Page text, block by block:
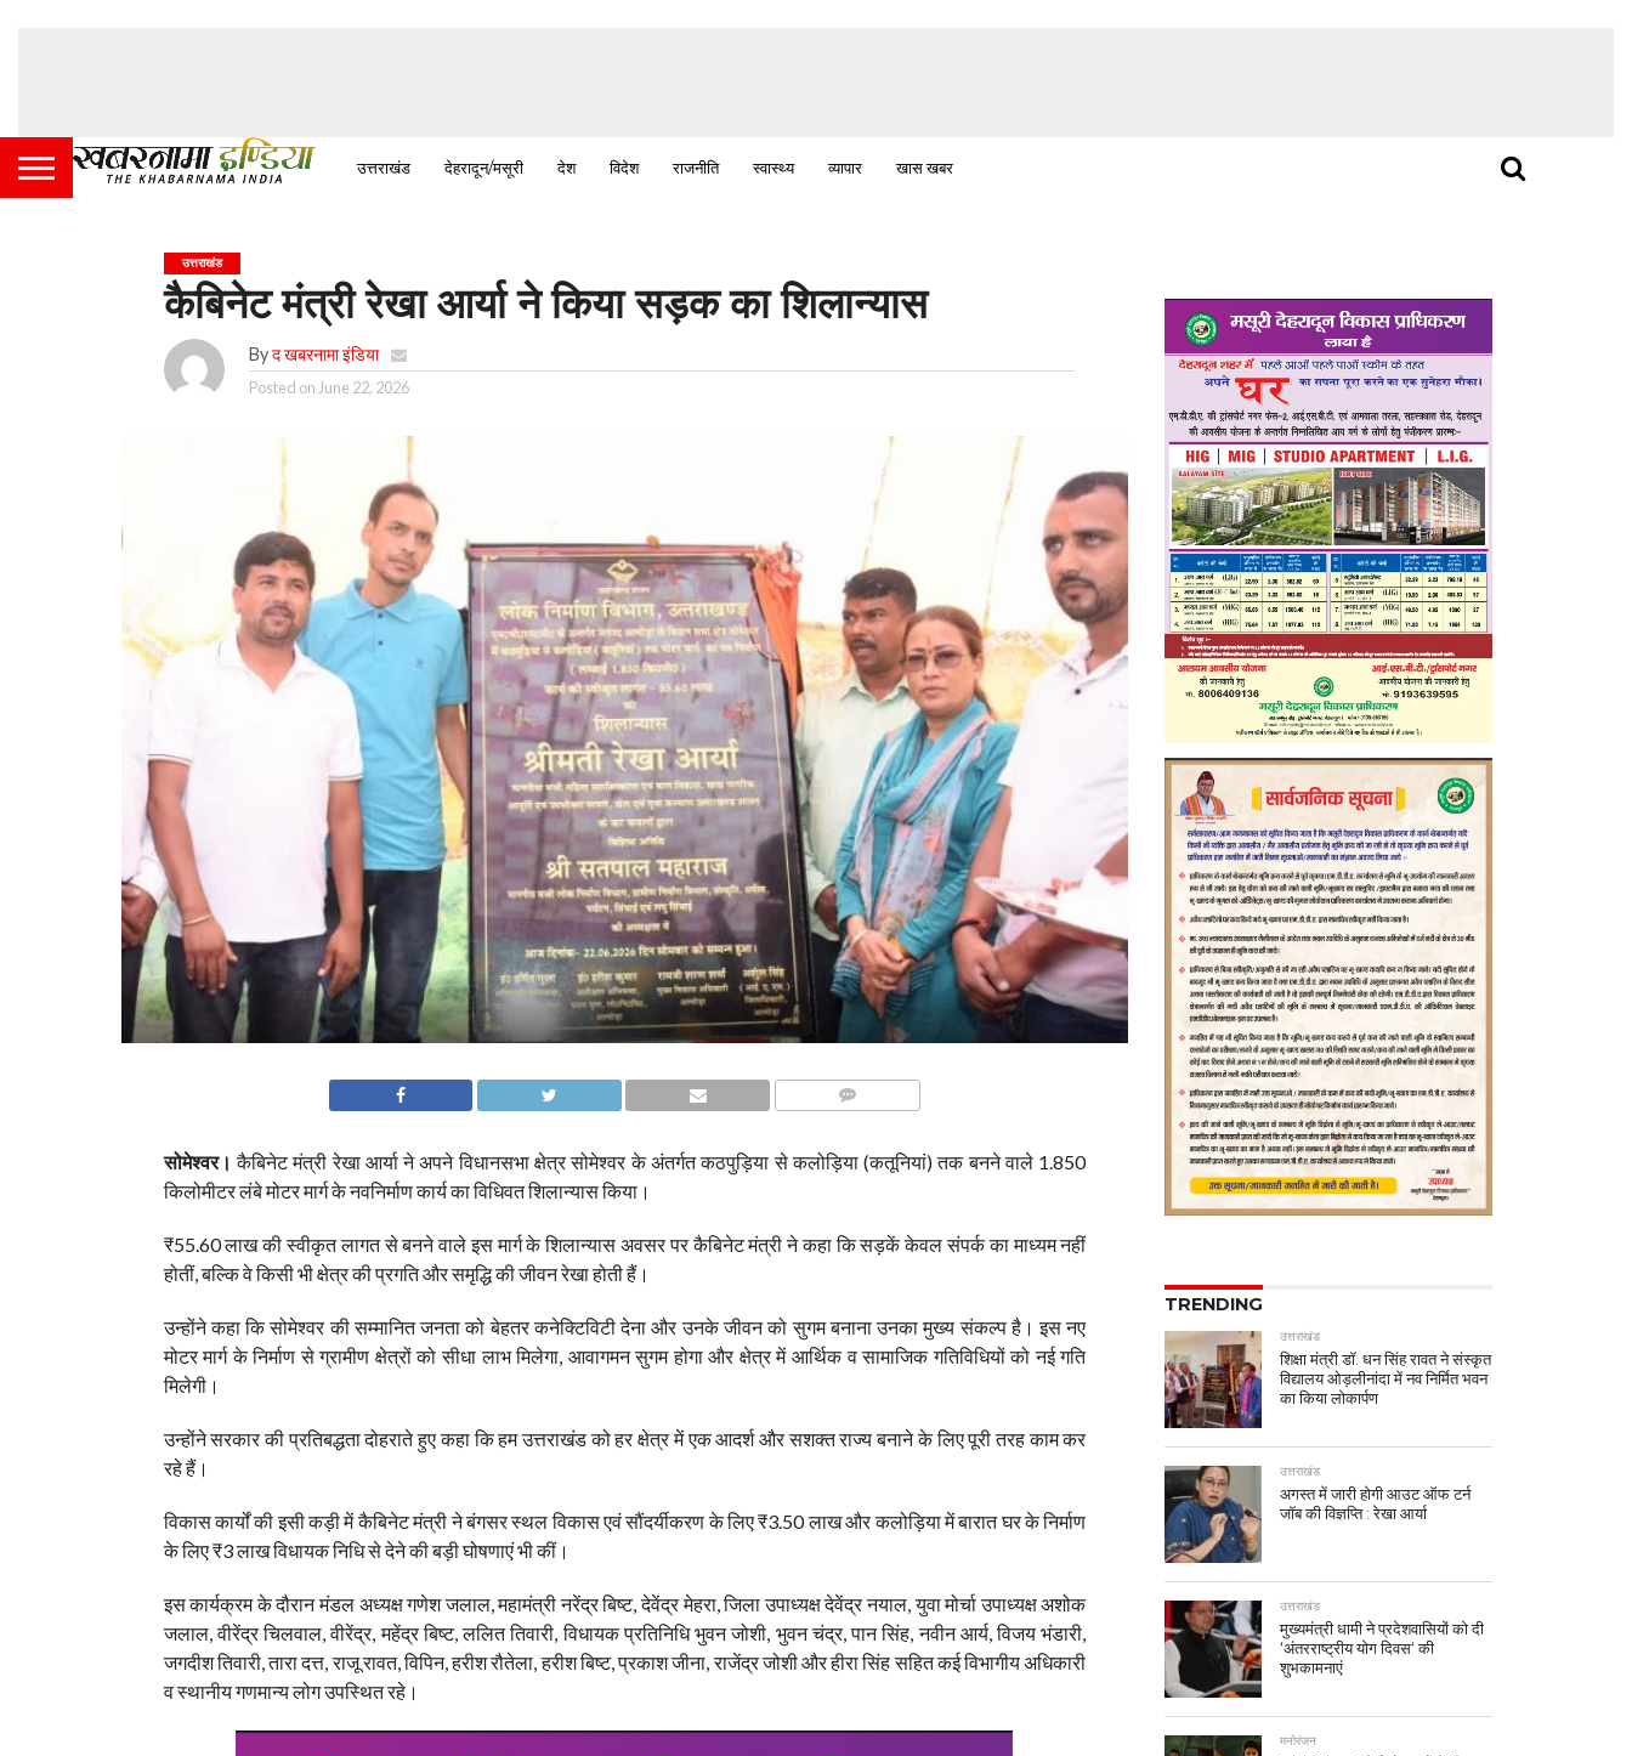
उत्तराखंड देहरादून/मसूरी देश विदेश राजनीति स्वास्थ्य व्यापार खास खबर
उत्तराखंड
कैबिनेट मंत्री रेखा आर्या ने किया सड़क का शिलान्यास
Byद खबरनामा इंडिया
Posted on June 22, 2026
सोमेश्वर। कैबिनेट मंत्री रेखा आर्या ने अपने विधानसभा क्षेत्र सोमेश्वर के अंतर्गत कठपुड़िया से कलोड़िया (कतूनियां) तक बनने वाले 1.850
किलोमीटर लंबे मोटर मार्ग के नवनिर्माण कार्य का विधिवत शिलान्यास किया।
₹55.60 लाख की स्वीकृत लागत से बनने वाले इस मार्ग के शिलान्यास अवसर पर कैबिनेट मंत्री ने कहा कि सड़कें केवल संपर्क का माध्यम नहीं
होतीं, बल्कि वे किसी भी क्षेत्र की प्रगति और समृद्धि की जीवन रेखा होती हैं।
उन्होंने कहा कि सोमेश्वर की सम्मानित जनता को बेहतर कनेक्टिविटी देना और उनके जीवन को सुगम बनाना उनका मुख्य संकल्प है। इस नए
मोटर मार्ग के निर्माण से ग्रामीण क्षेत्रों को सीधा लाभ मिलेगा, आवागमन सुगम होगा और क्षेत्र में आर्थिक व सामाजिक गतिविधियों को नई गति
मिलेगी।
उन्होंने सरकार की प्रतिबद्धता दोहराते हुए कहा कि हम उत्तराखंड को हर क्षेत्र में एक आदर्श और सशक्त राज्य बनाने के लिए पूरी तरह काम कर
रहे हैं।
विकास कार्यों की इसी कड़ी में कैबिनेट मंत्री ने बंगसर स्थल विकास एवं सौंदर्यीकरण के लिए ₹3.50 लाख और कलोड़िया में बारात घर के निर्माण
के लिए ₹3 लाख विधायक निधि से देने की बड़ी घोषणाएं भी कीं।
इस कार्यक्रम के दौरान मंडल अध्यक्ष गणेश जलाल, महामंत्री नरेंद्र बिष्ट, देवेंद्र मेहरा, जिला उपाध्यक्ष देवेंद्र नयाल, युवा मोर्चा उपाध्यक्ष अशोक
जलाल, वीरेंद्र चिलवाल, वीरेंद्र, महेंद्र बिष्ट, ललित तिवारी, विधायक प्रतिनिधि भुवन जोशी, भुवन चंद्र, पान सिंह, नवीन आर्य, विजय भंडारी,
जगदीश तिवारी, तारा दत्त, राजू रावत, विपिन, हरीश रौतेला, हरीश बिष्ट, प्रकाश जीना, राजेंद्र जोशी और हीरा सिंह सहित कई विभागीय अधिकारी
व स्थानीय गणमान्य लोग उपस्थित रहे।
TRENDING
उत्तराखंड
शिक्षा मंत्री डॉ. धन सिंह रावत ने संस्कृत
विद्यालय ओड़लीनांदा में नव निर्मित भवन
का किया लोकार्पण
उत्तराखंड
अगस्त में जारी होगी आउट ऑफ टर्न
जॉब की विज्ञप्ति : रेखा आर्या
उत्तराखंड
मुख्यमंत्री धामी ने प्रदेशवासियों को दी
‘अंतरराष्ट्रीय योग दिवस‘ की
शुभकामनाएं
मनोरंजन